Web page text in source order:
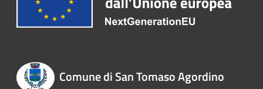
Comune di San Tomaso Agordino